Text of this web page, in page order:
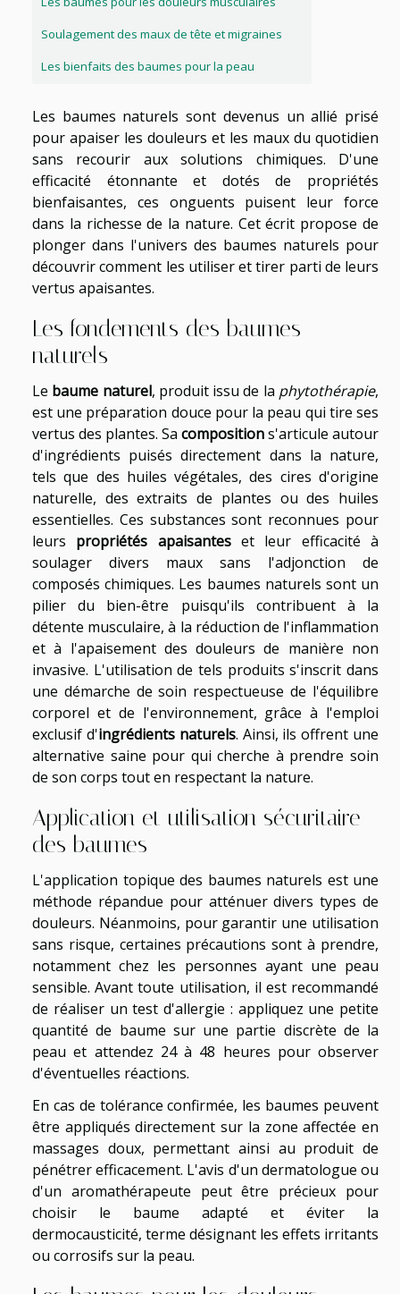
Soulagement des maux de tête et migraines
Les bienfaits des baumes pour la peau
Les baumes naturels sont devenus un allié prisé
pour apaiser les douleurs et les maux du quotidien
sans recourir aux solutions chimiques. D'une
efficacité étonnante et dotés de propriétés
bienfaisantes, ces onguents puisent leur force
dans la richesse de la nature. Cet écrit propose de
plonger dans l'univers des baumes naturels pour
découvrir comment les utiliser et tirer parti de leurs
vertus apaisantes.
Les fondements des baumes
naturels
Le baume naturel, produit issu de la phytothérapie,
est une préparation douce pour la peau qui tire ses
vertus des plantes. Sa compositions'articule autour
d'ingrédients puisés directement dans la nature,
tels que des huiles végétales, des cires d'origine
naturelle, des extraits de plantes ou des huiles
essentielles. Ces substances sont reconnues pour
leurs propriétés apaisanteset leur efficacité à
soulager divers maux sans l'adjonction de
composés chimiques. Les baumes naturels sont un
pilier du bien-être puisqu'ils contribuent à la
détente musculaire, à la réduction de l'inflammation
et à l'apaisement des douleurs de manière non
invasive. L'utilisation de tels produits s'inscrit dans
une démarche de soin respectueuse de l'équilibre
corporel et de l'environnement, grâce à l'emploi
exclusif d'ingrédients naturels. Ainsi, ils offrent une
alternative saine pour qui cherche à prendre soin
de son corps tout en respectant la nature.
Application et utilisation sécuritaire
des baumes
L'application topique des baumes naturels est une
méthode répandue pour atténuer divers types de
douleurs. Néanmoins, pour garantir une utilisation
sans risque, certaines précautions sont à prendre,
notamment chez les personnes ayant une peau
sensible. Avant toute utilisation, il est recommandé
de réaliser un test d'allergie : appliquez une petite
quantité de baume sur une partie discrète de la
peau et attendez 24 à 48 heures pour observer
d'éventuelles réactions.
En cas de tolérance confirmée, les baumes peuvent
être appliqués directement sur la zone affectée en
massages doux, permettant ainsi au produit de
pénétrer efficacement. L'avis d'un dermatologue ou
d'un aromathérapeute peut être précieux pour
choisir le baume adapté et éviter la
dermocausticité, terme désignant les effets irritants
ou corrosifs sur la peau.